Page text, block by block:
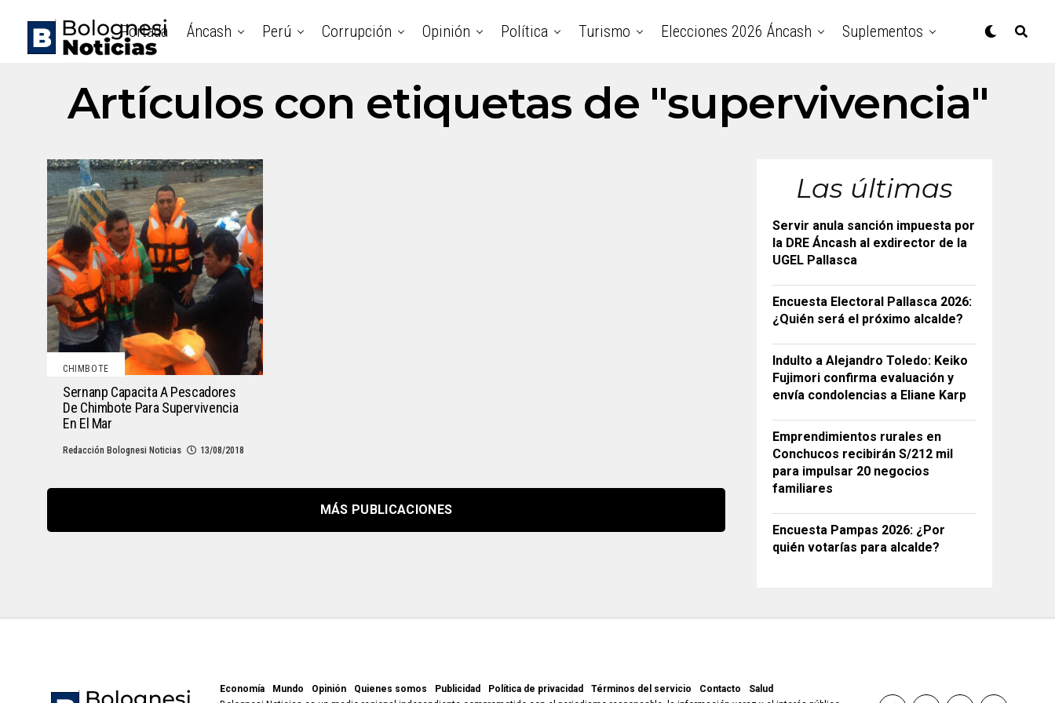
Portada Áncash Perú Corrupción Opinión Política Turismo Elecciones 2026 Áncash Suplementos
Artículos con etiquetas de "supervivencia"
CHIMBOTE
Sernanp Capacita A Pescadores
De Chimbote Para Supervivencia
En El Mar
Redacción Bolognesi Noticias 13/08/2018
MÁS PUBLICACIONES
Las últimas
Servir anula sanción impuesta por
la DRE Áncash al exdirector de la
UGEL Pallasca
Encuesta Electoral Pallasca 2026:
¿Quién será el próximo alcalde?
Indulto a Alejandro Toledo: Keiko
Fujimori confirma evaluación y
envía condolencias a Eliane Karp
Emprendimientos rurales en
Conchucos recibirán S/212 mil
para impulsar 20 negocios
familiares
Encuesta Pampas 2026: ¿Por
quién votarías para alcalde?
Economía Mundo Opinión Quienes somos Publicidad Política de privacidad Términos del servicio Contacto
Salud